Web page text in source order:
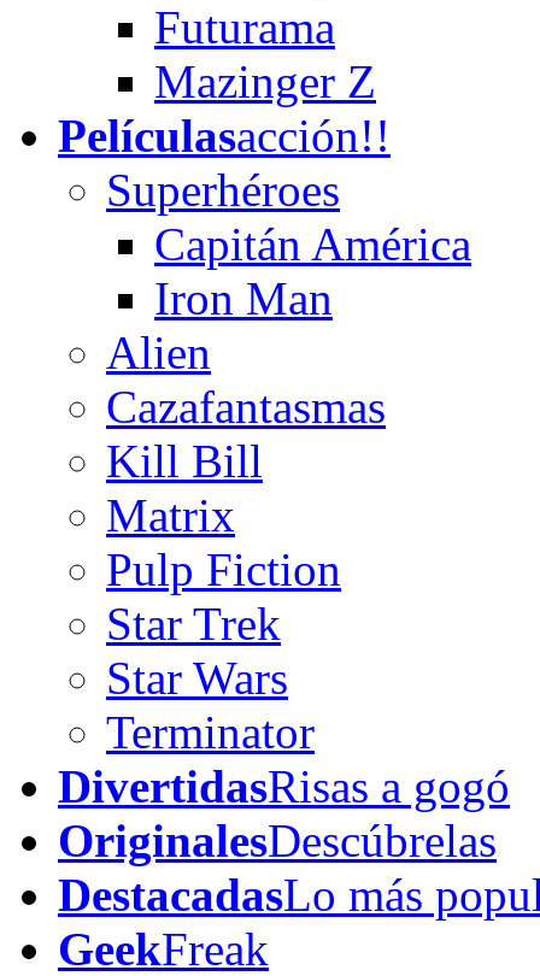
Futurama
Mazinger Z
Películasacción!!
Superhéroes
Capitán América
Iron Man
Alien
Cazafantasmas
Kill Bill
Matrix
Pulp Fiction
Star Trek
Star Wars
Terminator
DivertidasRisas a gogó
OriginalesDescúbrelas
DestacadasLo más
GeekFreak